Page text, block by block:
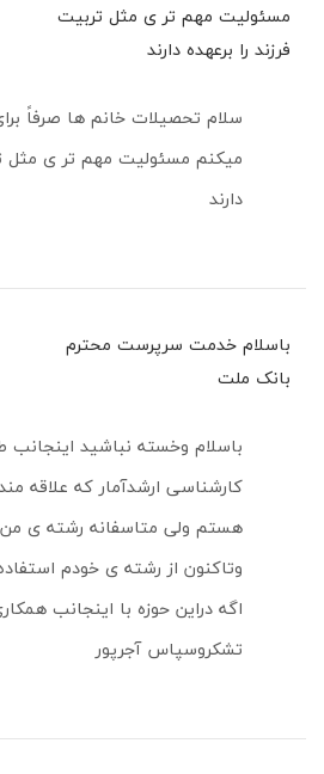
مسئولیت مهم تر ی مثل تربیت
فرزند را برعهده دارند
سلام تحصیلات خانم ها صرفاً
میکنم مسئولیت مهم تر ی مثل
دارند
باسلام خدمت سرپرست محترم
بانک ملت
باسلام وخسته نباشید اینجانب
کارشناسی ارشدآمار که علاقه
هستم ولی متاسفانه رشته ی من
وتاکنون از رشته ی خودم
اگه دراین حوزه با اینجانب
تشکروسپاس آجرپور